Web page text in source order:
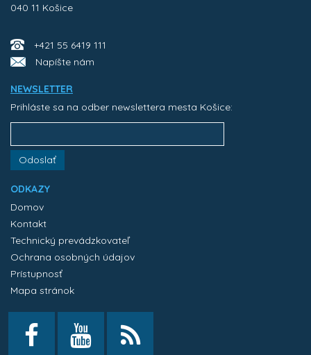
040 11 Košice
+421 55 6419 111
Napíšte nám
NEWSLETTER
Prihláste sa na odber newslettera mesta Košice:
Odoslať
ODKAZY
Domov
Kontakt
Technický prevádzkovateľ
Ochrana osobných údajov
Prístupnosť
Mapa stránok